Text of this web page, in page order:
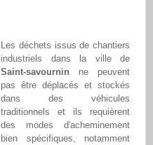
Les déchets issus de chantiers
industriels dans la ville de
Saint-savournin ne peuvent
pas être déplacés et stockés
dans des véhicules
traditionnels et ils requièrent
des modes d'acheminement
bien spécifiques, notamment